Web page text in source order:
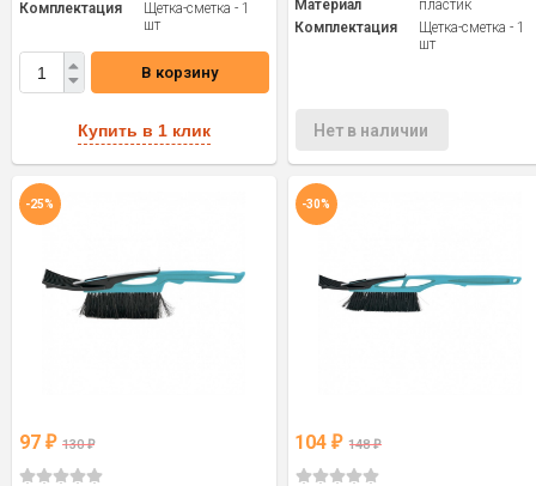
Комплектация
Щетка-сметка - 1
шт
В корзину
Купить в 1 клик
Материал
пластик
Комплектация
Щетка-сметка - 1
шт
Нет в наличии
-25%
97 ₽ 130₽
-30%
104₽ 148₽